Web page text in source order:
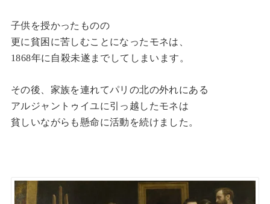
子供を授かったものの
更に貧困に苦しむことになったモネは、
1868年に自殺未遂までしてしまいます。
その後、家族を連れてパリの北の外れにある
アルジャントゥイユに引っ越したモネは
貧しいながらも懸命に活動を続けました。